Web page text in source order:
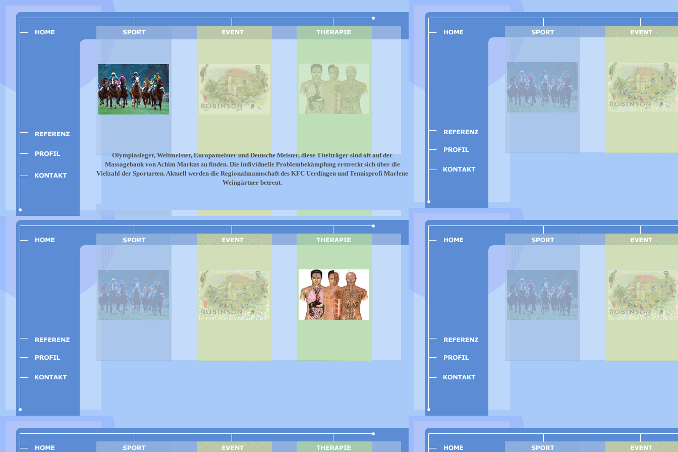
Olympiasieger, Weltmeister, Europameister und Deutsche Meister, diese Titelträger sind oft auf der
Massagebank von Achim Markus zu finden. Die individuelle Problembekämpfung erstreckt sich über die
Vielzahl der Sportarten. Aktuell werden die Regionalmannschaft des KFC Uerdingen und Tennisprofi Marlene
Weingärtner betreut.